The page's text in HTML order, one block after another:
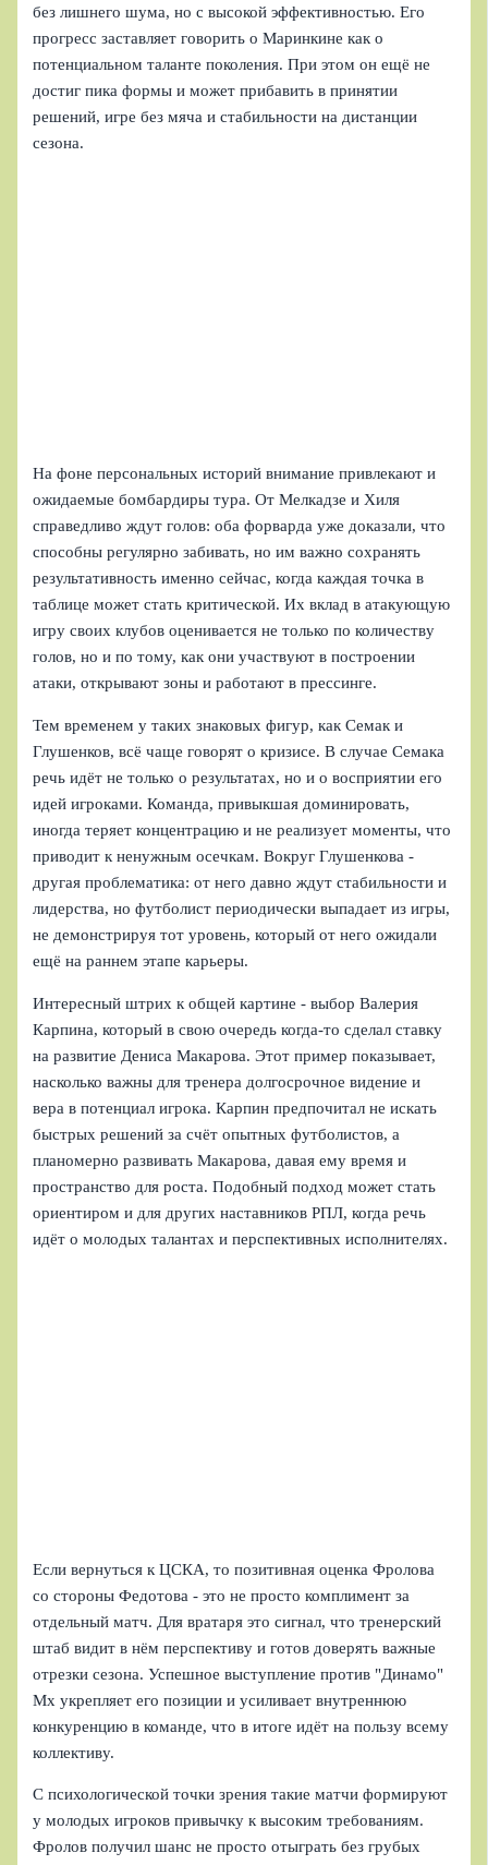
без лишнего шума, но с высокой эффективностью. Его
прогресс заставляет говорить о Маринкине как о
потенциальном таланте поколения. При этом он ещё не
достиг пика формы и может прибавить в принятии
решений, игре без мяча и стабильности на дистанции
сезона.
На фоне персональных историй внимание привлекают и
ожидаемые бомбардиры тура. От Мелкадзе и Хиля
справедливо ждут голов: оба форварда уже доказали, что
способны регулярно забивать, но им важно сохранять
результативность именно сейчас, когда каждая точка в
таблице может стать критической. Их вклад в атакующую
игру своих клубов оценивается не только по количеству
голов, но и по тому, как они участвуют в построении
атаки, открывают зоны и работают в прессинге.
Тем временем у таких знаковых фигур, как Семак и
Глушенков, всё чаще говорят о кризисе. В случае Семака
речь идёт не только о результатах, но и о восприятии его
идей игроками. Команда, привыкшая доминировать,
иногда теряет концентрацию и не реализует моменты, что
приводит к ненужным осечкам. Вокруг Глушенкова -
другая проблематика: от него давно ждут стабильности и
лидерства, но футболист периодически выпадает из игры,
не демонстрируя тот уровень, который от него ожидали
ещё на раннем этапе карьеры.
Интересный штрих к общей картине - выбор Валерия
Карпина, который в свою очередь когда-то сделал ставку
на развитие Дениса Макарова. Этот пример показывает,
насколько важны для тренера долгосрочное видение и
вера в потенциал игрока. Карпин предпочитал не искать
быстрых решений за счёт опытных футболистов, а
планомерно развивать Макарова, давая ему время и
пространство для роста. Подобный подход может стать
ориентиром и для других наставников РПЛ, когда речь
идёт о молодых талантах и перспективных исполнителях.
Если вернуться к ЦСКА, то позитивная оценка Фролова
со стороны Федотова - это не просто комплимент за
отдельный матч. Для вратаря это сигнал, что тренерский
штаб видит в нём перспективу и готов доверять важные
отрезки сезона. Успешное выступление против "Динамо"
Мх укрепляет его позиции и усиливает внутреннюю
конкуренцию в команде, что в итоге идёт на пользу всему
коллективу.
С психологической точки зрения такие матчи формируют
у молодых игроков привычку к высоким требованиям.
Фролов получил шанс не просто отыграть без грубых